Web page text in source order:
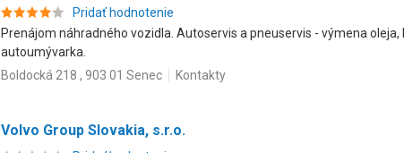
Pridať hodnotenie
Prenájom náhradného vozidla. Autoservis a pneuservis - výmena
autoumývarka.
Boldocká 218 , 903 01 Senec
Kontakty
Volvo Group Slovakia, s.r.o.